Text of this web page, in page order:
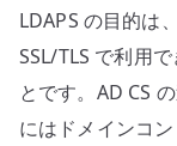
LDAPS の目的は
SSL/TLS で利用
とです。AD CS
にはドメインコ